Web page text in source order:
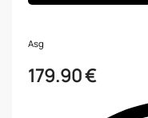
Asg
179.90€